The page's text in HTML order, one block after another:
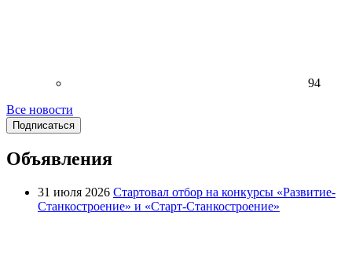
94
Все новости
Подписаться
Объявления
31 июля 2026 Стартовал отбор на конкурсы «Развитие-
Станкостроение» и «Старт-Станкостроение»